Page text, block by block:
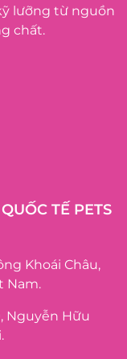
lưỡng từ nguồn
chất.
TẾ PETS
Khoái Châu,
Nam.
Nguyễn Hữu